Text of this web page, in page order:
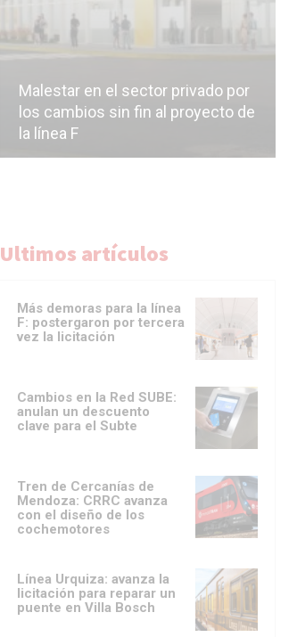
Malestar en el sector privado por
los cambios sin fin al proyecto de
la línea F
Ultimos artículos
Más demoras para la línea
F: postergaron por tercera
vez la licitación
Cambios en la Red SUBE:
anulan un descuento
clave para el Subte
Tren de Cercanías de
Mendoza: CRRC avanza
con el diseño de los
cochemotores
Línea Urquiza: avanza la
licitación para reparar un
puente en Villa Bosch